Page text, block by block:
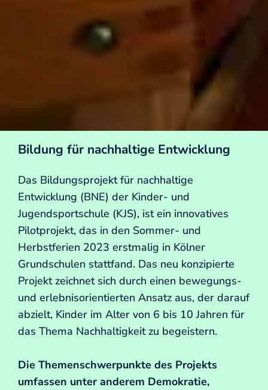
Bildung für nachhaltige Entwicklung
Das Bildungsprojekt für nachhaltige
Entwicklung (BNE) der Kinder- und
Jugendsportschule (KJS), ist ein innovatives
Pilotprojekt, das in den Sommer- und
Herbstferien 2023 erstmalig in Kölner
Grundschulen stattfand. Das neu konzipierte
Projekt zeichnet sich durch einen bewegungs-
und erlebnisorientierten Ansatz aus, der darauf
abzielt, Kinder im Alter von 6 bis 10 Jahren für
das Thema Nachhaltigkeit zu begeistern.
Die Themenschwerpunkte des Projekts
umfassen unter anderem Demokratie,